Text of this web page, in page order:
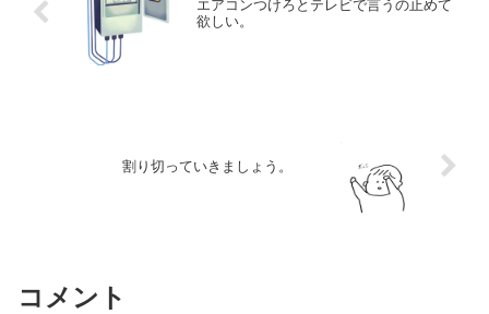
エアコンつけろとテレビで言うの止めて
欲しい。
割り切っていきましょう。
コメント